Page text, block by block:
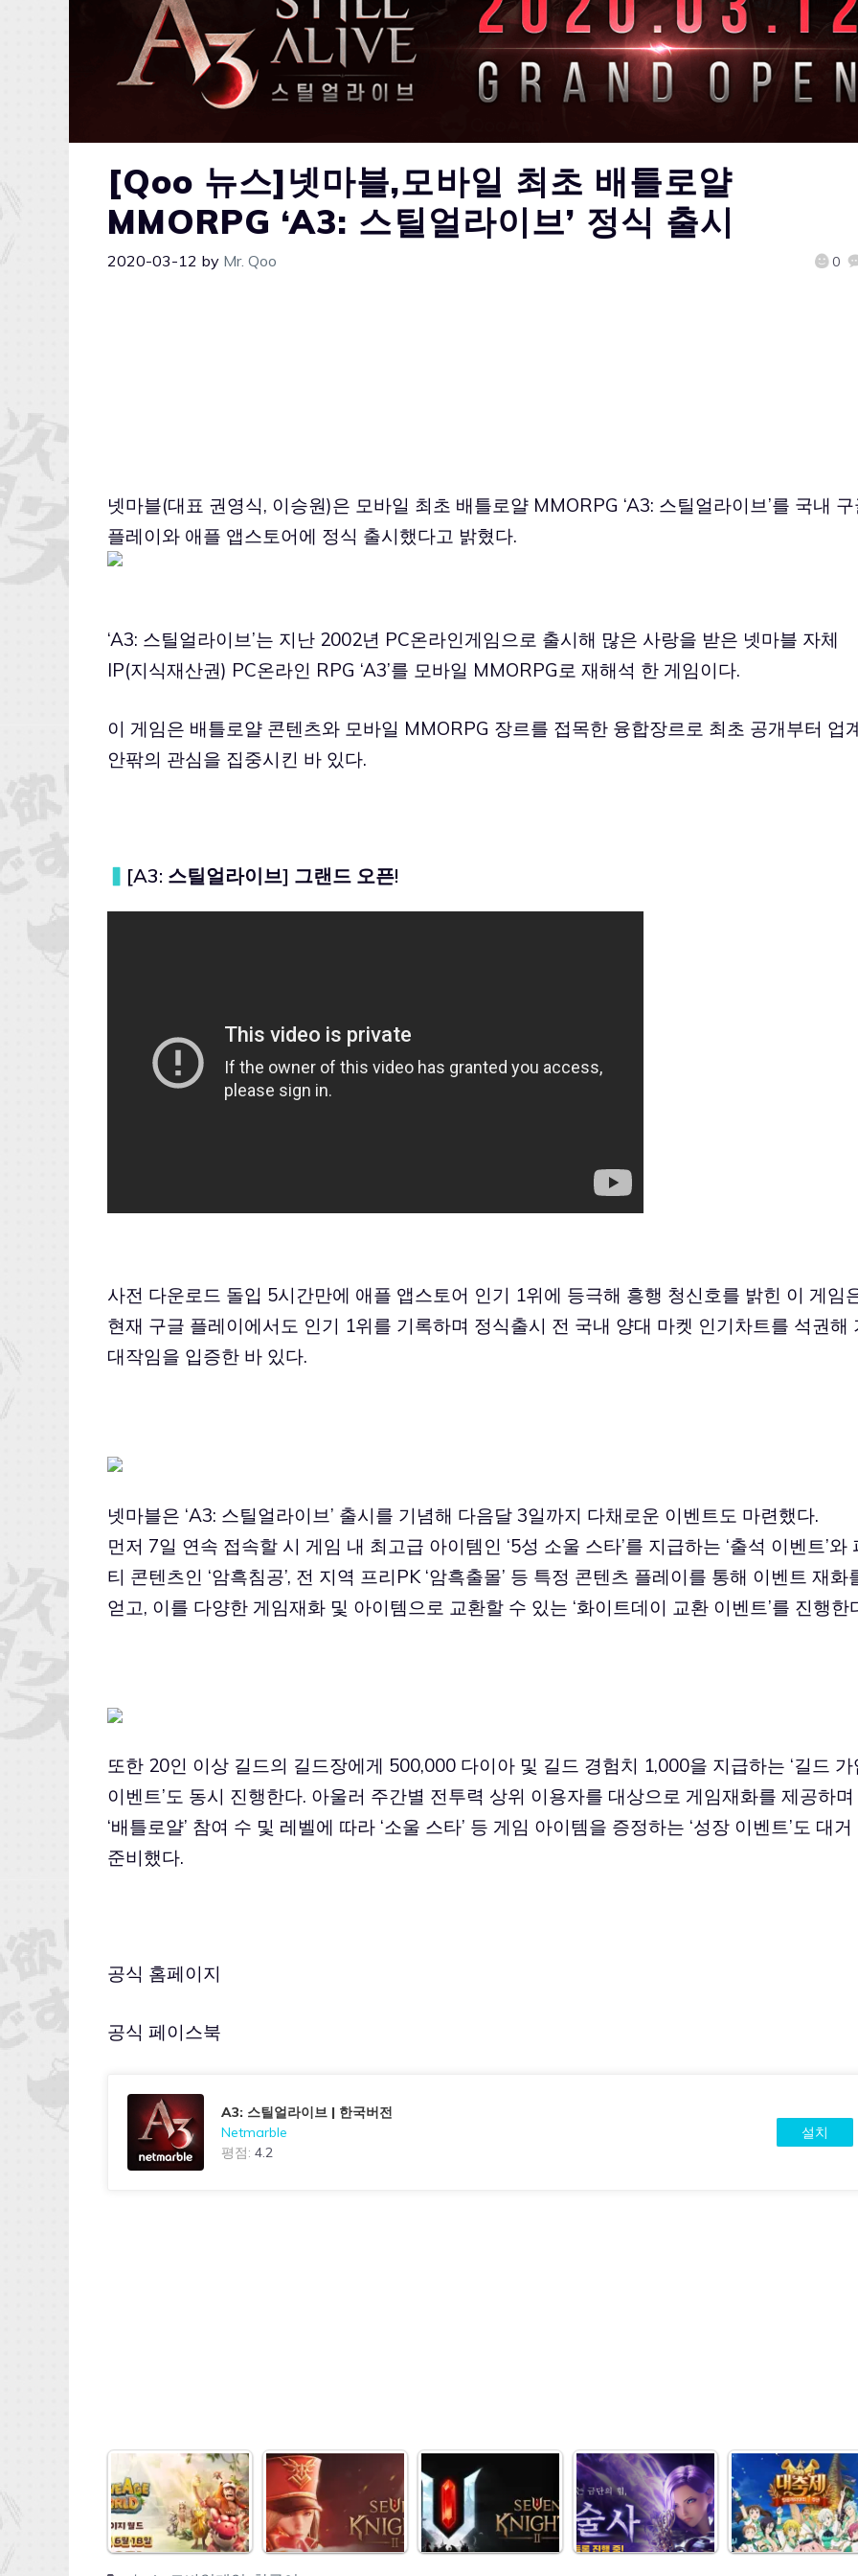
[Qoo 뉴스]넷마블,모바일 최초 배틀로얄
MMORPG ‘A3: 스틸얼라이브’ 정식 출시
2020-03-12 by Mr. Qoo 0
넷마블(대표 권영식, 이승원)은 모바일 최초 배틀로얄 MMORPG ‘A3: 스틸얼라이브’를 국내
플레이와 애플 앱스토어에 정식 출시했다고 밝혔다.
‘A3: 스틸얼라이브’는 지난 2002년 PC온라인게임으로 출시해 많은 사랑을 받은 넷마블 자체
IP(지식재산권) PC온라인 RPG ‘A3’를 모바일 MMORPG로 재해석 한 게임이다.
이 게임은 배틀로얄 콘텐츠와 모바일 MMORPG 장르를 접목한 융합장르로 최초 공개부터 업
안팎의 관심을 집중시킨 바 있다.
▍ [A3: 스틸얼라이브] 그랜드 오픈!
사전 다운로드 돌입 5시간만에 애플 앱스토어 인기 1위에 등극해 흥행 청신호를 밝힌 이 게임
현재 구글 플레이에서도 인기 1위를 기록하며 정식출시 전 국내 양대 마켓 인기차트를 석권해
대작임을 입증한 바 있다.
넷마블은 ‘A3: 스틸얼라이브’ 출시를 기념해 다음달 3일까지 다채로운 이벤트도 마련했다.
먼저 7일 연속 접속할 시 게임 내 최고급 아이템인 ‘5성 소울 스타’를 지급하는 ‘출석 이벤트’와
티 콘텐츠인 ‘암흑침공’, 전 지역 프리PK ‘암흑출몰’ 등 특정 콘텐츠 플레이를 통해 이벤트 재화
얻고, 이를 다양한 게임재화 및 아이템으로 교환할 수 있는 ‘화이트데이 교환 이벤트’를 진행한
또한 20인 이상 길드의 길드장에게 500,000 다이아 및 길드 경험치 1,000을 지급하는 ‘길드 가
이벤트’도 동시 진행한다. 아울러 주간별 전투력 상위 이용자를 대상으로 게임재화를 제공하며
‘배틀로얄’ 참여 수 및 레벨에 따라 ‘소울 스타’ 등 게임 아이템을 증정하는 ‘성장 이벤트’도 대거
준비했다.
공식 홈페이지
공식 페이스북
A3: 스틸얼라이브 | 한국버전
Netmarble
평점: 4.2
설치